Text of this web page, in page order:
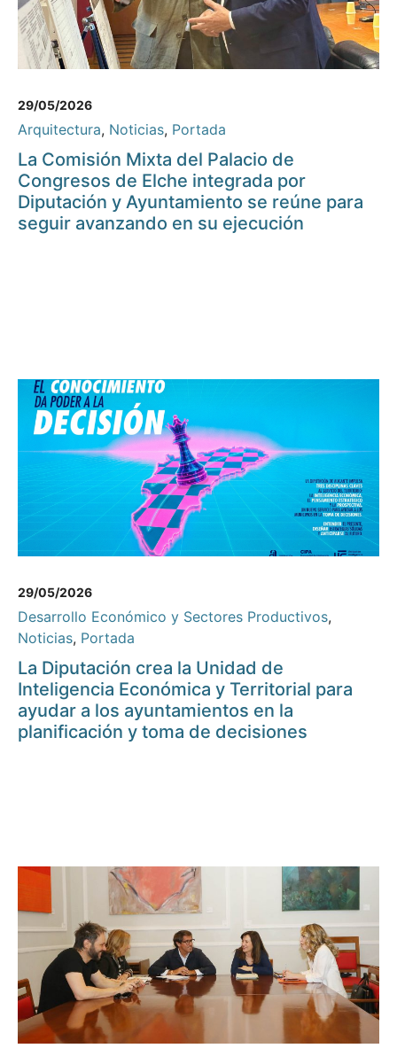
29/05/2026
Arquitectura, Noticias, Portada
La Comisión Mixta del Palacio de
Congresos de Elche integrada por
Diputación y Ayuntamiento se reúne para
seguir avanzando en su ejecución
29/05/2026
Desarrollo Económico y Sectores Productivos,
Noticias, Portada
La Diputación crea la Unidad de
Inteligencia Económica y Territorial para
ayudar a los ayuntamientos en la
planificación y toma de decisiones